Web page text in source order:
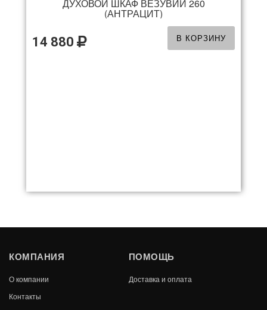
ДУХОВОЙ ШКАФ ВЕЗУВИЙ 260
(АНТРАЦИТ)
14 880 В КОРЗИНУ
ДУХОВОЙ ШКАФ ВЕЗУВИЙ 222
(АНТРАЦИТ)
20 760
КОМПАНИЯ
О компании
Контакты
ПОМОЩЬ
Доставка и оплата